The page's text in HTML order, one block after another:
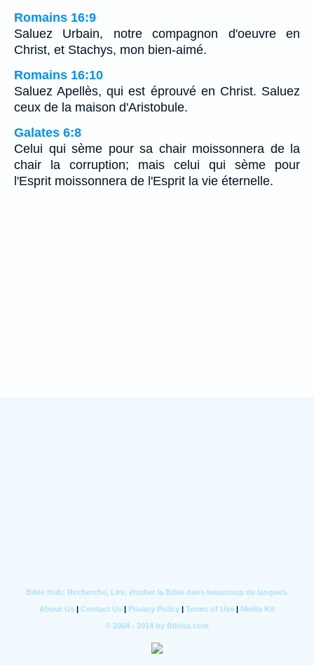
Romains 16:9
Saluez Urbain, notre compagnon d'oeuvre en
Christ, et Stachys, mon bien-aimé.
Romains 16:10
Saluez Apellès, qui est éprouvé en Christ. Saluez
ceux de la maison d'Aristobule.
Galates 6:8
Celui qui sème pour sa chair moissonnera de la
chair la corruption; mais celui qui sème pour
l'Esprit moissonnera de l'Esprit la vie éternelle.